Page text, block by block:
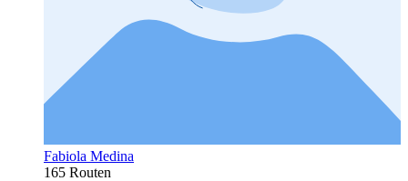
Fabiola Medina
165 Routen